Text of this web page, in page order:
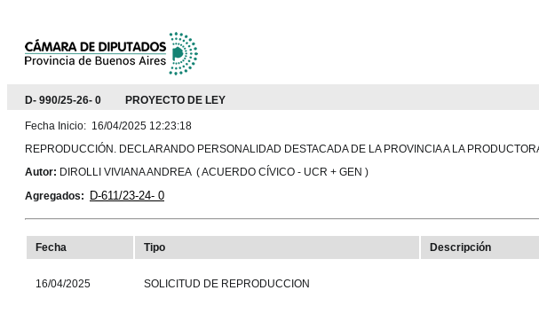
D- 990/25-26- 0 PROYECTO DE LEY
Fecha Inicio: 16/04/2025 12:23:18
REPRODUCCIÓN. DECLARANDO PERSONALIDAD DESTACADA DE LA PROVINCIA A LA
Autor: DIROLLI VIVIANA ANDREA ( ACUERDO CÍVICO - UCR + GEN )
Agregados:
D-611/23-24- 0
Fecha Tipo Descripción
16/04/2025 SOLICITUD DE REPRODUCCION